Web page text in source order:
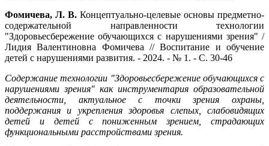
Фомичева, Л. В. Концептуально-целевые основы предметно-
содержательной направленности технологии
"Здоровьесбережение обучающихся с нарушениями зрения" /
Лидия Валентиновна Фомичева // Воспитание и обучение
детей с нарушениями развития. - 2024. - № 1. - С. 30-46
Содержание технологии "Здоровьесбережение обучающихся с
нарушениями зрения" как инструментария образовательной
деятельности, актуальное с точки зрения охраны,
поддержания и укрепления здоровья слепых, слабовидящих
детей и детей с пониженным зрением, страдающих
функциональными расстройствами зрения.